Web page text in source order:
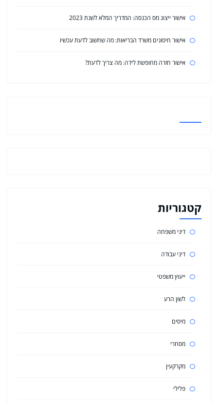
אישור ייצוג מס הכנסה: המדריך המלא לשנת 2023
אישור חיסונים משרד הבריאות: מה שחשוב לדעת עכשיו
אישור חזרה מחופשת לידה: מה צריך לדעת?
קטגוריות
דיני משפחה
דיני עבודה
ייעוץ משפטי
לשון הרע
מיסים
מסחרי
מקרקעין
פלילי